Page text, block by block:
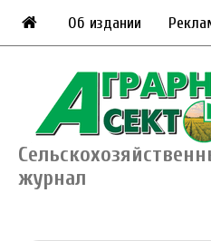
Об издании
журнал